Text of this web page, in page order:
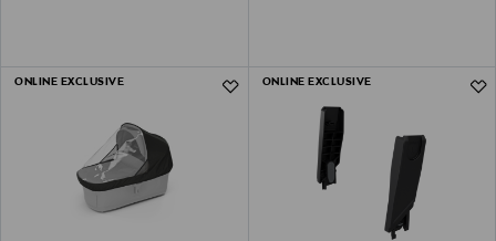
ONLINE EXCLUSIVE ONLINE EXCLUSIVE